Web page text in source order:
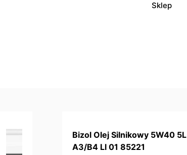
Sklep
Bizol Olej Silnikowy 5W40 5L
A3/B4 Ll 01 85221